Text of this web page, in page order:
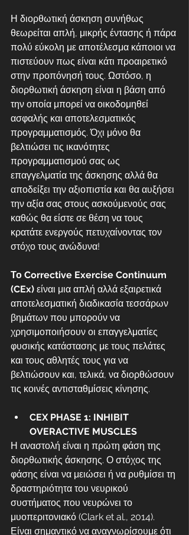
Η διορθωτική άσκηση συνήθως
θεωρείται απλή, μικρής έντασης ή πάρα
πολύ εύκολη με αποτέλεσμα κάποιοι να
πιστεύουν πως είναι κάτι προαιρετικό
στην προπόνησή τους. Ωστόσο, η
διορθωτική άσκηση είναι η βάση από
την οποία μπορεί να οικοδομηθεί
ασφαλής και αποτελεσματικός
προγραμματισμός. Όχι μόνο θα
βελτιώσει τις ικανότητες
προγραμματισμού σας ως
επαγγελματία της άσκησης αλλά θα
αποδείξει την αξιοπιστία και θα αυξήσει
την αξία σας στους ασκούμενούς σας
καθώς θα είστε σε θέση να τους
κρατάτε ενεργούς πετυχαίνοντας τον
στόχο τους ανώδυνα!
Το Corrective Exercise Continuum
(CEx) είναι μια απλή αλλά εξαιρετικά
αποτελεσματική διαδικασία τεσσάρων
βημάτων που μπορούν να
χρησιμοποιήσουν οι επαγγελματίες
φυσικής κατάστασης με τους πελάτες
και τους αθλητές τους για να
βελτιώσουν και, τελικά, να διορθώσουν
τις κοινές αντισταθμίσεις κίνησης.
CEX PHASE 1: INHIBIT
OVERACTIVE MUSCLES
Η αναστολή είναι η πρώτη φάση της
διορθωτικής άσκησης. Ο στόχος της
φάσης είναι να μειώσει ή να ρυθμίσει τη
δραστηριότητα του νευρικού
συστήματος που νευρώνει το
μυοπεριτονιακό (Clark et al., 2014).
Είναι σημαντικό να αναγνωρίσουμε ότι